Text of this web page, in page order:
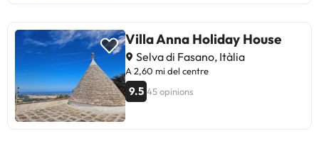
Villa Anna Holiday House
Selva di Fasano, Itàlia
A 2,60 mi del centre
9.5 45 opinions